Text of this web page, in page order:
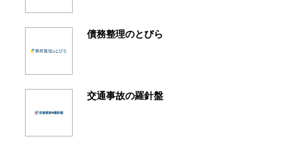
債務整理のとびら
交通事故の羅針盤